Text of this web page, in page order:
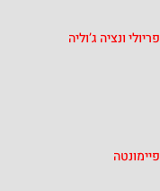
פריולי ונציה ג’וליה
פיימונטה